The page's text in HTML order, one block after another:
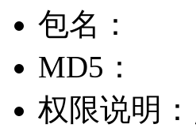
包名：
MD5：
权限说明：